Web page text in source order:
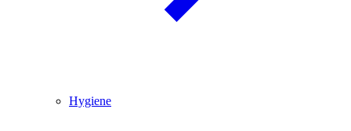
Hygiene